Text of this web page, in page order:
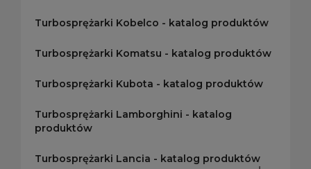
Turbosprężarki Kobelco - katalog produktów
Turbosprężarki Komatsu - katalog produktów
Turbosprężarki Kubota - katalog produktów
Turbosprężarki Lamborghini - katalog
produktów
Turbosprężarki Lancia - katalog produktów